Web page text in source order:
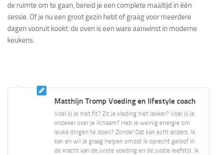
de ruimte om te gaan, bereid je een complete maaltijd in één
sessie. Of je nu een groot gezin hebt of graag voor meerdere
dagen vooruit kookt: de oven is een ware aanwinst in moderne
keukens.
Matthijn Tromp Voeding en lifestyle coach
Voel jij je niet fit? Zit je kleding niet lekker? Voel jij je
onzeker over je lichaam? Heb je weinig energie om
leuke dingen te doen? Zonde! Dat kan echt anders. Ik
kan en wil je graag helpen omdat ik oprecht geloof in
de kracht van de juiste voeding en de juiste leefstijl. Ik